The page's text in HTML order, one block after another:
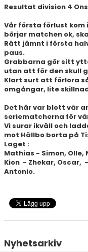
SPONSORER
STÖTTA DIF
KONTAKT
Resultat division 4
Vår första förlust kom
börjar matchen ok,
Rätt jämnt i första
paus.
Grabbarna gör sitt
utan att för den skull
Klart surt att förlora
omgångar, lite
Det här var blott vår
seriematcherna för
Vi surar ikväll och
mot Hällbo borta på
Laget :
Mathias - Simon, Olle,
Kion - Zhekar, Oscar,
Antonio.
Nyhetsarkiv